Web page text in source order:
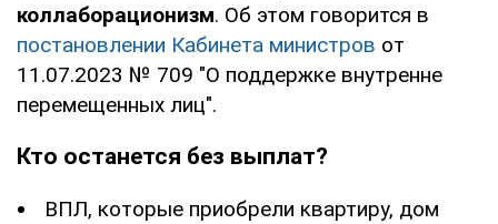
коллаборационизм. Об этом говорится в
постановлении Кабинета министров от
11.07.2023 № 709 "О поддержке внутренне
перемещенных лиц".
Кто останется без выплат?
ВПЛ, которые приобрели квартиру, дом